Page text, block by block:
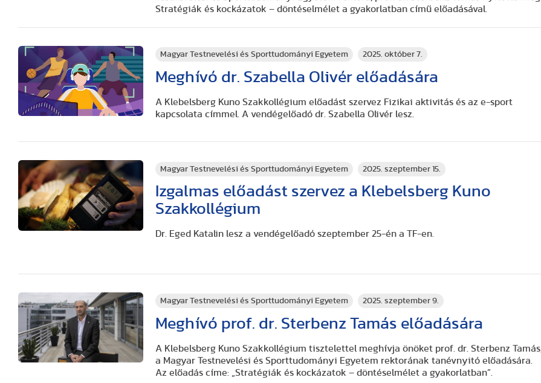
Stratégiák és kockázatok – döntéselmélet a gyakorlatban című előadásával.
Magyar Testnevelési és Sporttudományi Egyetem 2025. október 7.
Meghívó dr. Szabella Olivér előadására
A Klebelsberg Kuno Szakkollégium előadást szervez Fizikai aktivitás és az e-sport
kapcsolata címmel. A vendégelőadó dr. Szabella Olivér lesz.
Magyar Testnevelési és Sporttudományi Egyetem 2025. szeptember 15.
Izgalmas előadást szervez a Klebelsberg Kuno
Szakkollégium
Dr. Eged Katalin lesz a vendégelőadó szeptember 25-én a TF-en.
Magyar Testnevelési és Sporttudományi Egyetem 2025. szeptember 9.
Meghívó prof. dr. Sterbenz Tamás előadására
A Klebelsberg Kuno Szakkollégium tisztelettel meghívja önöket prof. dr. Sterbenz Tamás,
a Magyar Testnevelési és Sporttudományi Egyetem rektorának tanévnyitó előadására.
Az előadás címe: „Stratégiák és kockázatok – döntéselmélet a gyakorlatban”.